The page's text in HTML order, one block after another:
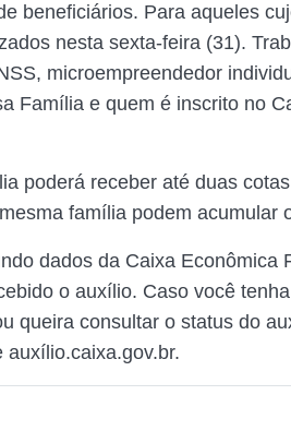
beneficiários. Para aqueles
nesta sexta-feira (31).
microempreendedor
Família e quem é inscrito no
poderá receber até duas
família podem acumular
dados da Caixa Econômica
o auxílio. Caso você
queira consultar o status do